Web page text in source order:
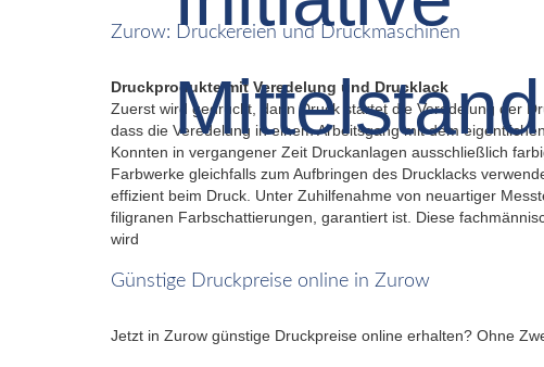
Zurow: Druckereien und Druckmaschinen
Druckprodukte mit Veredelung und Drucklack
Zuerst wird gedruckt, dann Druck startet die Veredelung der
dass die Veredelung in einem Arbeitsgang mit dem
Konnten in vergangener Zeit Druckanlagen ausschließlich
Farbwerke gleichfalls zum Aufbringen des Drucklacks
effizient beim Druck. Unter Zuhilfenahme von neuartiger
filigranen Farbschattierungen, garantiert ist. Diese
wird
Günstige Druckpreise online in Zurow
Jetzt in Zurow günstige Druckpreise online erhalten? Ohne